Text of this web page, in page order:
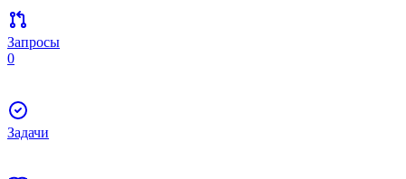
Запросы
0
Задачи